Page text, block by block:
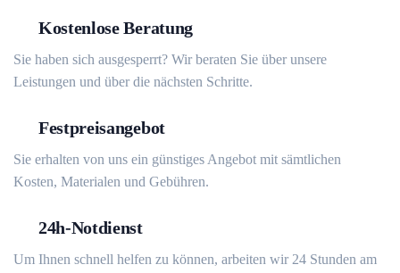
Kostenlose Beratung
Sie haben sich ausgesperrt? Wir beraten Sie über unsere
Leistungen und über die nächsten Schritte.
Festpreisangebot
Sie erhalten von uns ein günstiges Angebot mit sämtlichen
Kosten, Materialen und Gebühren.
24h-Notdienst
Um Ihnen schnell helfen zu können, arbeiten wir 24 Stunden am